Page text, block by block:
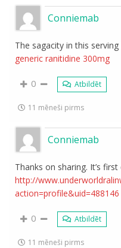
Conniemab
The sagacity in this
generic ranitidine 300mg
0 Atbildēt
11 mēneši pirms
Conniemab
Thanks on sharing. It’s first
http://
action=profile&uid=488146
0 Atbildēt
11 mēneši pirms